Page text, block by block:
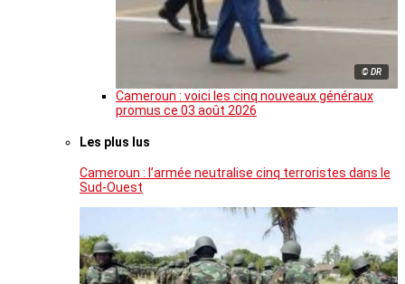
© DR
Cameroun : voici les cinq nouveaux généraux
promus ce 03 août 2026
Les plus lus
Cameroun : l’armée neutralise cinq terroristes dans le
Sud-Ouest